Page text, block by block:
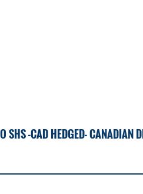
SHS -CAD HEDGED- CANADIAN